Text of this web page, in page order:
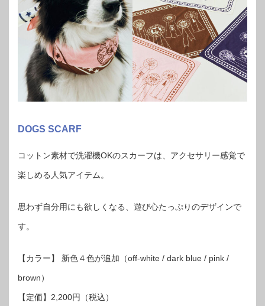
DOGS SCARF
コットン素材で洗濯機OKのスカーフは、アクセサリー感覚で
楽しめる人気アイテム。
思わず自分用にも欲しくなる、遊び心たっぷりのデザインで
す。
【カラー】 新色４色が追加（off-white / dark blue / pink /
brown）
【定価】2,200円（税込）